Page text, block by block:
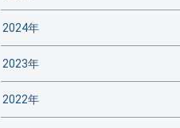
2024年
2023年
2022年